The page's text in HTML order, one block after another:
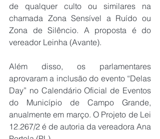
de qualquer culto ou similares na
chamada Zona Sensível a Ruído ou
Zona de Silêncio. A proposta é do
vereador Leinha (Avante).
Além disso, os parlamentares
aprovaram a inclusão do evento “Delas
Day” no Calendário Oficial de Eventos
do Município de Campo Grande,
anualmente em março. O Projeto de Lei
12.267/2 é de autoria da vereadora Ana